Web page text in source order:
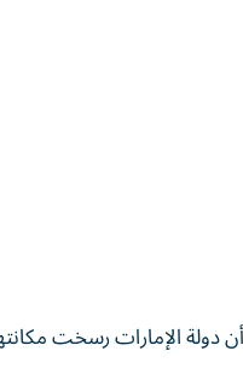
الصادر عن البنك الدولي أن دولة